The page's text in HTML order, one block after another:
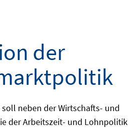
der
neben der Wirtschafts- und
der Arbeitszeit- und Lohnpolitik